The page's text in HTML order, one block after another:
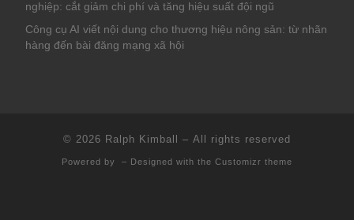
nghiệp: cắt giảm chi phí và tăng hiệu suất đội ngũ
Công cụ AI viết nội dung cho thương hiệu nông sản: từ nhãn
hàng đến bài đăng mạng xã hội
© 2026 Ralph Kimball – All rights reserved
Powered by – Designed with the Customizr theme